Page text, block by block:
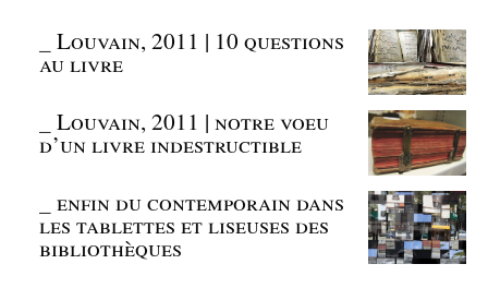
_Louvain, 2011 | 10 questions
au livre
_Louvain, 2011 | notre voeu
d’un livre indestructible
_enfin du contemporain dans
les tablettes et liseuses des
bibliothèques